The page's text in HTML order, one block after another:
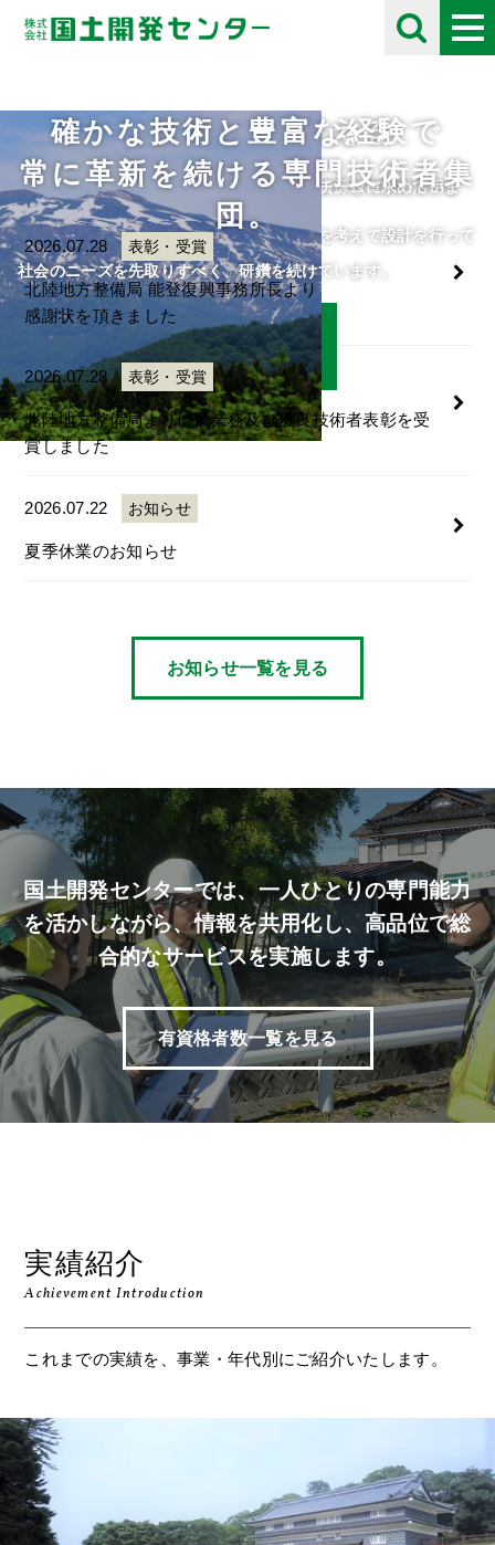
未来の自然を考える
住民や将来の子供たちのために、限られた資源を有効に活用し
て、
人・自然・環境・街との調和と未来の自然を考えて設計を行って
います。
詳細はこちら
採用情報
自分の好きな事にとことん打ち込める人をチームに求めていま
す。
ご応募をお待ちしております。
詳細はこちら
確かな技術と豊富な経験で
常に革新を続ける専門技術者集
団。
社会のニーズを先取りすべく、研鑽を続けています。
お知らせ
Information
2026.07.28 表彰・受賞
北陸地方整備局 能登復興事務所長より
感謝状を頂きました
2026.07.28 表彰・受賞
北陸地方整備局より優良業務及び優良技術者表彰を受
賞しました
2026.07.22 お知らせ
夏季休業のお知らせ
お知らせ一覧を見る
国土開発センターでは、一人ひとりの専門能力
を活かしながら、情報を共用化し、高品位で総
合的なサービスを実施します。
有資格者数一覧を見る
実績紹介
Achievement Introduction
これまでの実績を、事業・年代別にご紹介いたします。